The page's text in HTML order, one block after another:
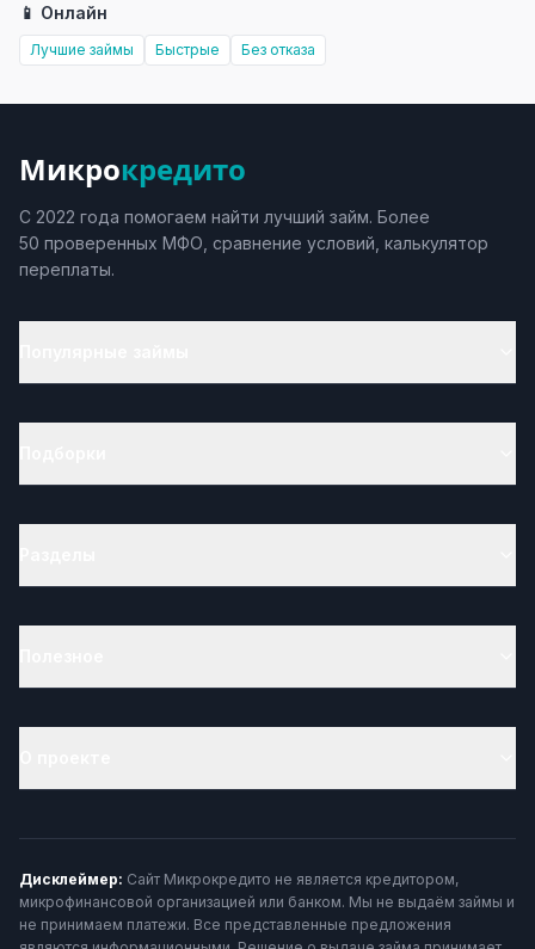
📱 Онлайн
Лучшие займы Быстрые Без отказа
Микрокредито
С 2022 года помогаем найти лучший займ. Более
50 проверенных МФО, сравнение условий, калькулятор
переплаты.
Дисклеймер: Сайт Микрокредито не является кредитором,
микрофинансовой организацией или банком. Мы не выдаём займы и
не принимаем платежи. Все представленные предложения